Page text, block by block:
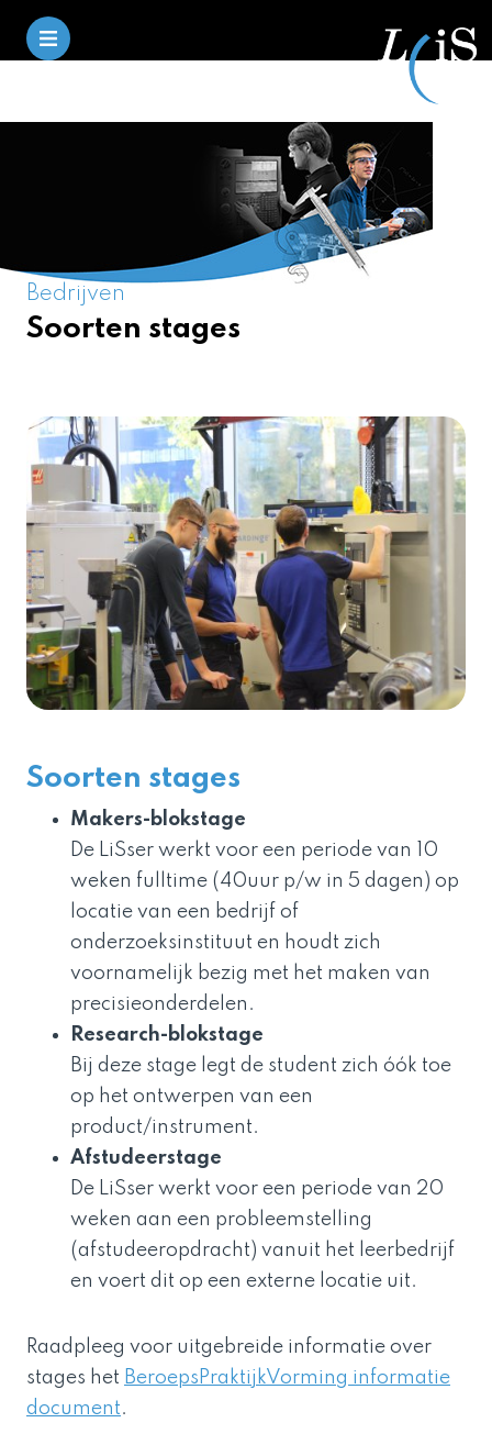
Bedrijven
Soorten stages
Soorten stages
Makers-blokstage
De LiSser werkt voor een periode van 10
weken fulltime (40uur p/w in 5 dagen) op
locatie van een bedrijf of
onderzoeksinstituut en houdt zich
voornamelijk bezig met het maken van
precisieonderdelen.
Research-blokstage
Bij deze stage legt de student zich óók toe
op het ontwerpen van een
product/instrument.
Afstudeerstage
De LiSser werkt voor een periode van 20
weken aan een probleemstelling
(afstudeeropdracht) vanuit het leerbedrijf
en voert dit op een externe locatie uit.
Raadpleeg voor uitgebreide informatie over
stages het BeroepsPraktijkVorming informatie
document.